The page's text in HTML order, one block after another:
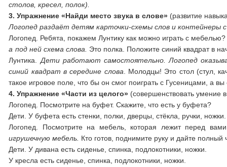
столов, кресел, полок).
3. Упражнение «Найди место звука в слове» (развитие
Логопед раздаёт детям карточки-схемы слов и контейнеры
Логопед. Ребята, покажем Лунтику как можно играть с
а под ней схема слова.
Это полка. Положите синий квадрат в
Лунтика. Дети работают самостоятельно. Логопед
синий квадрат в середине слова . Молодцы! Это стол (стул,
такое игровое поле, что бы он смог поиграть с Гусеницами, а
4. Упражнение «Части из целого» (совершенствовать умение
Логопед. Посмотрите на буфет. Скажите, что есть у буфета?
Дети. У буфета есть стенки, полки, дверцы, стёкла, ручки,
Логопед. Посмотрите на мебель, которая лежит перед
игрушечную мебель. Кто готов, поднимите руку и дайте полный
Дети. У дивана есть сиденье, спинка, подлокотники, ножки.
У кресла есть сиденье, спинка, подлокотники, ножки.